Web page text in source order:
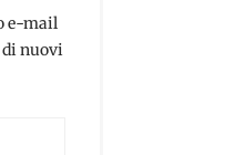
e-mail
di nuovi